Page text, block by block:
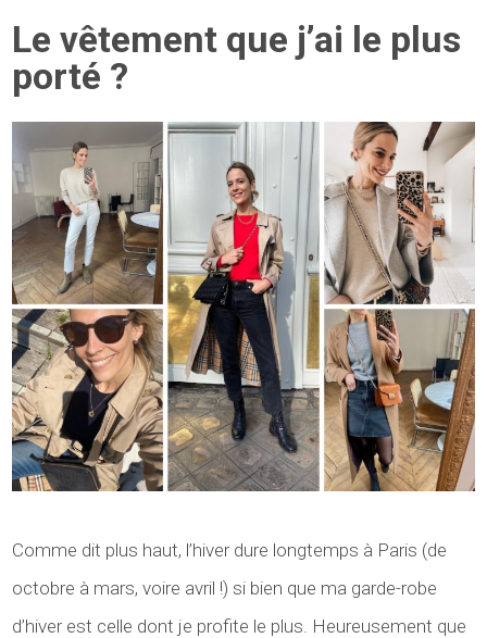
Le vêtement que j’ai le plus
porté ?
Comme dit plus haut, l’hiver dure longtemps à Paris (de
octobre à mars, voire avril !) si bien que ma garde-robe
d’hiver est celle dont je profite le plus. Heureusement que